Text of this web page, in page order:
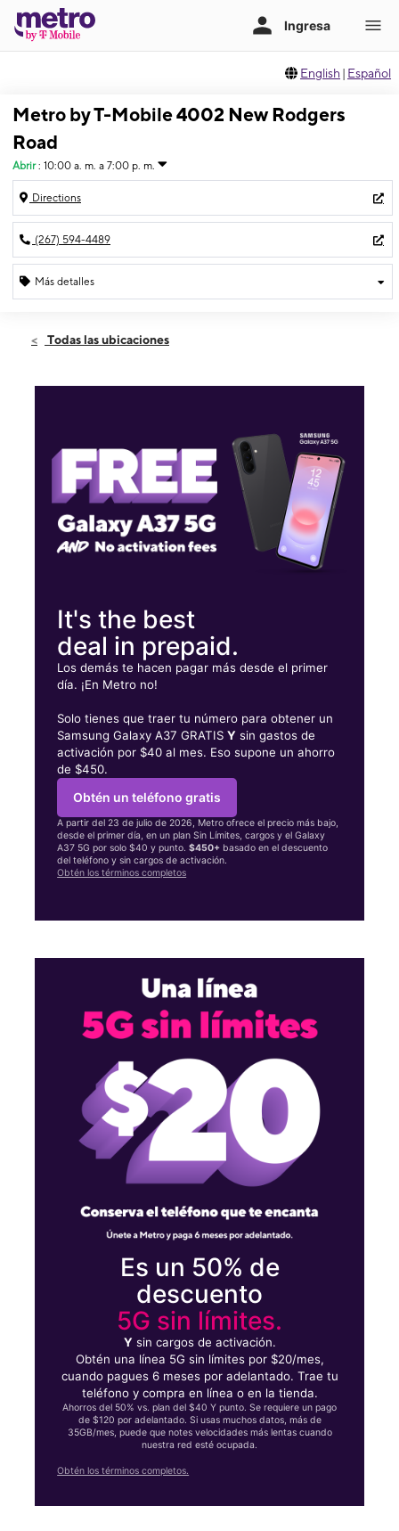
English | Español
Metro by T-Mobile 4002 New Rodgers
Road
Abrir : 10:00 a. m. a 7:00 p. m.
Directions
(267) 594-4489
Más detalles
Jueves:10:00 a. m. a 7:00 p. m.
4002 New Rodgers Road Levittown, PA 19056
Todas las ubicaciones
It's the best
deal in prepaid.
Los demás te hacen pagar más desde el primer
día. ¡En Metro no!
Solo tienes que traer tu número para obtener un
Samsung Galaxy A37 GRATISY sin gastos de
activación por $40 al mes. Eso supone un ahorro
de $450.
Obtén un teléfono gratis
A partir del 23 de julio de 2026, Metro ofrece el precio más bajo,
desde el primer día, en un plan Sin Límites, cargos y el Galaxy
A37 5G por solo $40 y punto.$450+ basado en el descuento
del teléfono y sin cargos de activación.
Obtén los términos completos
Es un 50% de
descuento
5G sin límites.
Ysin cargos de activación.
Obtén una línea 5G sin límites por $20/mes,
cuando pagues 6 meses por adelantado. Trae tu
teléfono y compra en línea o en la tienda.
Ahorros del 50% vs. plan del $40 Y punto. Se requiere un pago
de $120 por adelantado. Si usas muchos datos, más de
35GB/mes, puede que notes velocidades más lentas cuando
nuestra red esté ocupada.
Obtén los términos completos.